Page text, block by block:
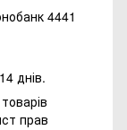
4441
днів.
прав